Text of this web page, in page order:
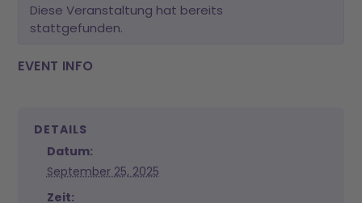
Diese Veranstaltung hat bereits
stattgefunden.
EVENT INFO
DETAILS
Datum:
September 25, 2025
Zeit: